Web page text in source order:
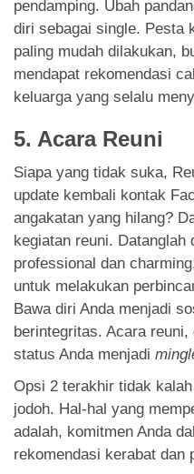
pendamping. Ubah
diri sebagai single. Pesta
paling mudah dilakukan,
mendapat rekomendasi
keluarga yang selalu
5. Acara Reuni
Siapa yang tidak suka,
update kembali kontak
angakatan yang hilang?
kegiatan reuni. Datanglah
professional dan
untuk melakukan
Bawa diri Anda menjadi
berintegritas. Acara
status Anda menjadi
Opsi 2 terakhir tidak
jodoh. Hal-hal yang
adalah, komitmen Anda
rekomendasi kerabat dan